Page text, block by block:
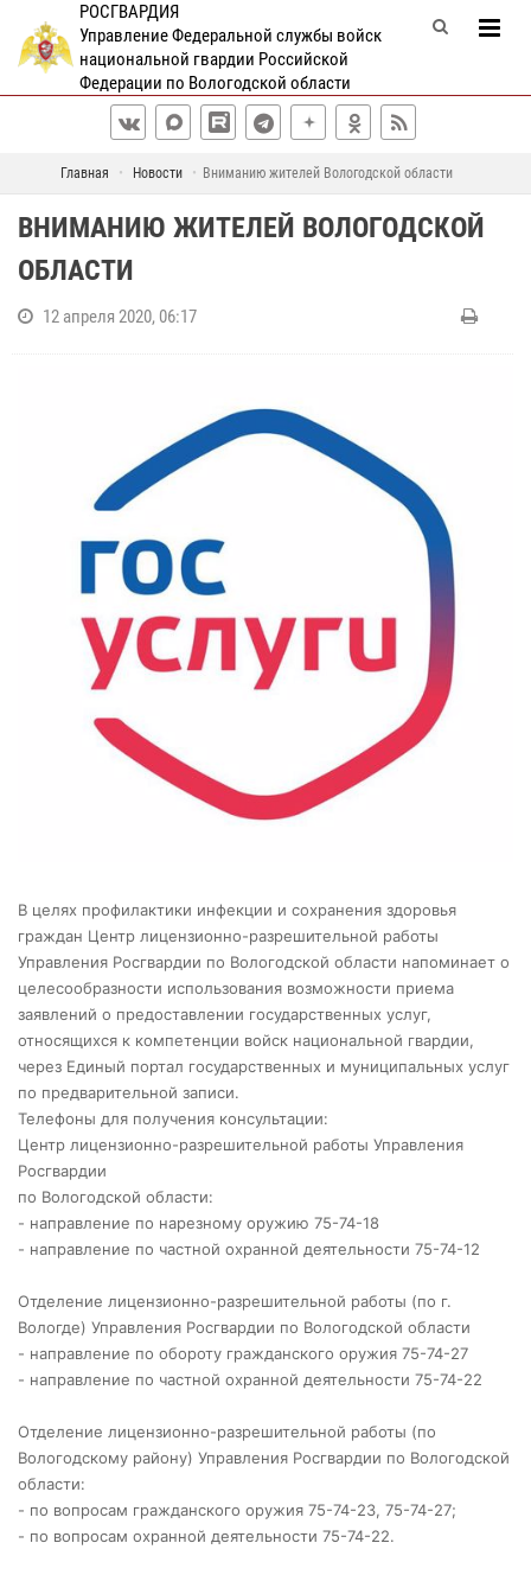
РОСГВАРДИЯ
Управление Федеральной службы войск
национальной гвардии Российской
Федерации по Вологодской области
Главная Новости Вниманию жителей Вологодской области
ВНИМАНИЮ ЖИТЕЛЕЙ ВОЛОГОДСКОЙ
ОБЛАСТИ
12 апреля 2020, 06:17
В целях профилактики инфекции и сохранения здоровья
граждан Центр лицензионно-разрешительной работы
Управления Росгвардии по Вологодской области напоминает о
целесообразности использования возможности приема
заявлений о предоставлении государственных услуг,
относящихся к компетенции войск национальной гвардии,
через Единый портал государственных и муниципальных услуг
по предварительной записи.
Телефоны для получения консультации:
Центр лицензионно-разрешительной работы Управления
Росгвардии
по Вологодской области:
- направление по нарезному оружию 75-74-18
- направление по частной охранной деятельности 75-74-12
Отделение лицензионно-разрешительной работы (по г.
Вологде) Управления Росгвардии по Вологодской области
- направление по обороту гражданского оружия 75-74-27
- направление по частной охранной деятельности 75-74-22
Отделение лицензионно-разрешительной работы (по
Вологодскому району) Управления Росгвардии по Вологодской
области:
- по вопросам гражданского оружия 75-74-23, 75-74-27;
- по вопросам охранной деятельности 75-74-22.